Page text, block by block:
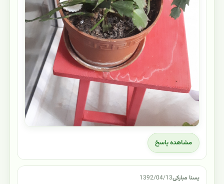
مشاهده پاسخ
یسنا مبارکی1392/04/13